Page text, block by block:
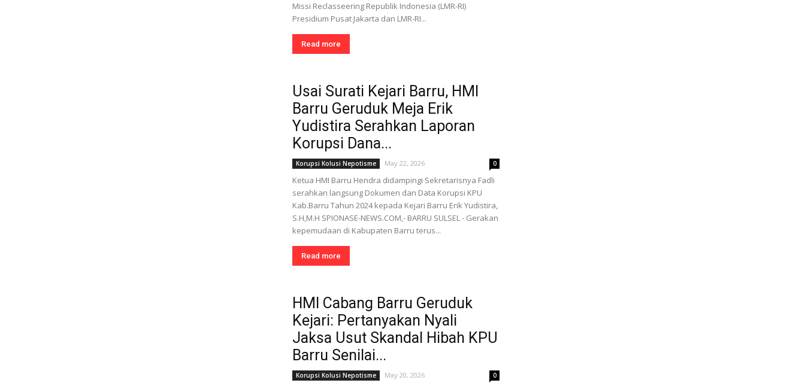
Missi Reclasseering Republik Indonesia (LMR-RI)
Presidium Pusat Jakarta dan LMR-RI...
Read more
Usai Surati Kejari Barru, HMI
Barru Geruduk Meja Erik
Yudistira Serahkan Laporan
Korupsi Dana...
Korupsi Kolusi Nepotisme May 22, 2026 0
Ketua HMI Barru Hendra didampingi Sekretarisnya Fadli
serahkan langsung Dokumen dan Data Korupsi KPU
Kab.Barru Tahun 2024 kepada Kejari Barru Erik Yudistira,
S.H,M.H SPIONASE-NEWS.COM,- BARRU SULSEL - Gerakan
kepemudaan di Kabupaten Barru terus...
Read more
HMI Cabang Barru Geruduk
Kejari: Pertanyakan Nyali
Jaksa Usut Skandal Hibah KPU
Barru Senilai...
Korupsi Kolusi Nepotisme May 20, 2026 0